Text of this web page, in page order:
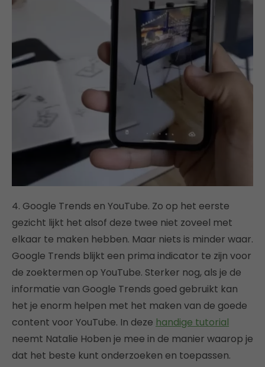
4. Google Trends en YouTube. Zo op het eerste
gezicht lijkt het alsof deze twee niet zoveel met
elkaar te maken hebben. Maar niets is minder waar.
Google Trends blijkt een prima indicator te zijn voor
de zoektermen op YouTube. Sterker nog, als je de
informatie van Google Trends goed gebruikt kan
het je enorm helpen met het maken van de goede
content voor YouTube. In deze handige tutorial
neemt Natalie Hoben je mee in de manier waarop je
dat het beste kunt onderzoeken en toepassen.